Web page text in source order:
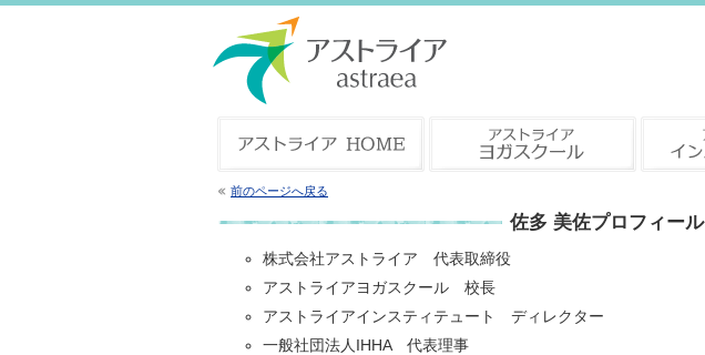
前のページへ戻る
佐多 美佐プロフィール
株式会社アストライア 代表取締役
アストライアヨガスクール 校長
アストライアインスティテュート ディレクター
一般社団法人IHHA 代表理事